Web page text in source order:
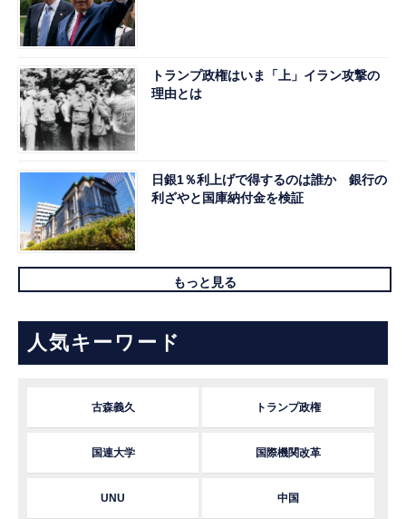
トランプ政権はいま「上」イラン攻撃の
理由とは
日銀1％利上げで得するのは誰か 銀行の
利ざやと国庫納付金を検証
もっと見る
人気キーワード
古森義久 トランプ政権
国連大学 国際機関改革
UNU 中国